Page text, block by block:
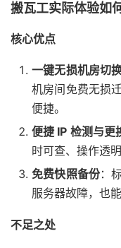
搬瓦工实际体验如
核心优点
一键无损机房切
机房间免费无损
便捷。
便捷 IP 检测与更
时可查、操作透
免费快照备份：
服务器故障，也
不足之处